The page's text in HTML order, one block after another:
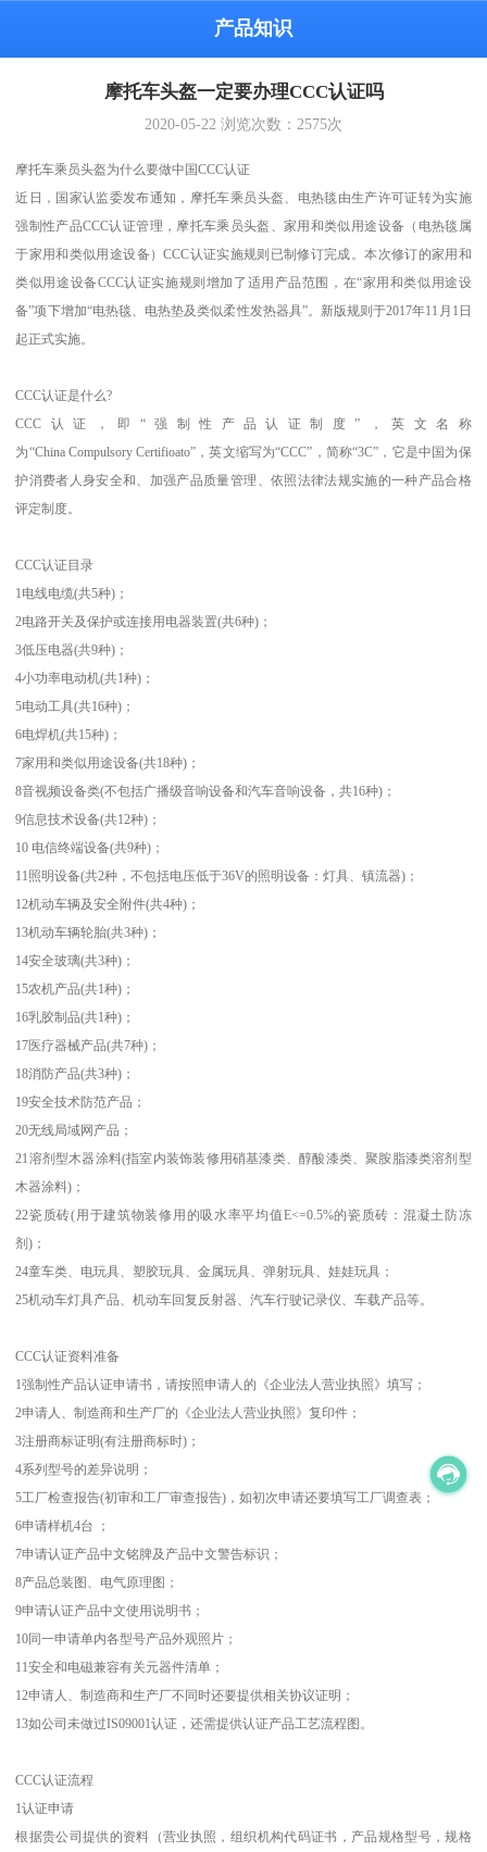
产品知识
摩托车头盔一定要办理CCC认证吗
2020-05-22 浏览次数： 2575次
摩托车乘员头盔为什么要做中国CCC认证
近日，国家认监委发布通知，摩托车乘员头盔、电热毯由生产许可证转为实施
强制性产品CCC认证管理，摩托车乘员头盔、家用和类似用途设备（电热毯属
于家用和类似用途设备）CCC认证实施规则已制修订完成。本次修订的家用和
类似用途设备CCC认证实施规则增加了适用产品范围，在“家用和类似用途设
备”项下增加“电热毯、电热垫及类似柔性发热器具”。新版规则于2017年11月1日
起正式实施。
CCC认证是什么?
CCC认证，即“强制性产品认证制度”，英文名称
为“China Compulsory Certifioato”，英文缩写为“CCC”，简称“3C”，它是中国为保
护消费者人身安全和、加强产品质量管理、依照法律法规实施的一种产品合格
评定制度。
CCC认证目录
1电线电缆(共5种)；
2电路开关及保护或连接用电器装置(共6种)；
3低压电器(共9种)；
4小功率电动机(共1种)；
5电动工具(共16种)；
6电焊机(共15种)；
7家用和类似用途设备(共18种)；
8音视频设备类(不包括广播级音响设备和汽车音响设备，共16种)；
9信息技术设备(共12种)；
10 电信终端设备(共9种)；
11照明设备(共2种，不包括电压低于36V的照明设备：灯具、镇流器)；
12机动车辆及安全附件(共4种)；
13机动车辆轮胎(共3种)；
14安全玻璃(共3种)；
15农机产品(共1种)；
16乳胶制品(共1种)；
17医疗器械产品(共7种)；
18消防产品(共3种)；
19安全技术防范产品；
20无线局域网产品；
21溶剂型木器涂料(指室内装饰装修用硝基漆类、醇酸漆类、聚胺脂漆类溶剂型
木器涂料)；
22瓷质砖(用于建筑物装修用的吸水率平均值E<=0.5%的瓷质砖：混凝土防冻
剂)；
24童车类、电玩具、塑胶玩具、金属玩具、弹射玩具、娃娃玩具；
25机动车灯具产品、机动车回复反射器、汽车行驶记录仪、车载产品等。
CCC认证资料准备
1强制性产品认证申请书，请按照申请人的《企业法人营业执照》填写；
2申请人、制造商和生产厂的《企业法人营业执照》复印件；
3注册商标证明(有注册商标时)；
4系列型号的差异说明；
5工厂检查报告(初审和工厂审查报告)，如初次申请还要填写工厂调查表；
6申请样机4台 ；
7申请认证产品中文铭脾及产品中文警告标识；
8产品总装图、电气原理图；
9申请认证产品中文使用说明书；
10同一申请单内各型号产品外观照片；
11安全和电磁兼容有关元器件清单；
12申请人、制造商和生产厂不同时还要提供相关协议证明；
13如公司未做过IS09001认证，还需提供认证产品工艺流程图。
CCC认证流程
1认证申请
根据贵公司提供的资料（营业执照，组织机构代码证书，产品规格型号，规格